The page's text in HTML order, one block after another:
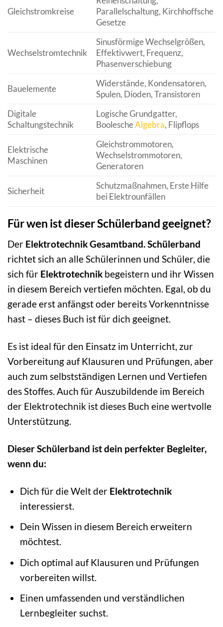
Gleichstromkreise
Parallelschaltung, Kirchhoffsche
Gesetze
Wechselstromtechnik
Sinusförmige Wechselgrößen,
Effektivwert, Frequenz,
Phasenverschiebung
Bauelemente
Widerstände, Kondensatoren,
Spulen, Dioden, Transistoren
Digitale
Schaltungstechnik
Logische Grundgatter,
BoolescheAlgebra, Flipflops
Elektrische
Maschinen
Gleichstrommotoren,
Wechselstrommotoren,
Generatoren
Sicherheit
Schutzmaßnahmen, Erste Hilfe
bei Elektrounfällen
Für wen ist dieser Schülerband geeignet?
Der Elektrotechnik Gesamtband. Schülerband
richtet sich an alle Schülerinnen und Schüler, die
sich für Elektrotechnik begeistern und ihr Wissen
in diesem Bereich vertiefen möchten. Egal, ob du
gerade erst anfängst oder bereits Vorkenntnisse
hast – dieses Buch ist für dich geeignet.
Es ist ideal für den Einsatz im Unterricht, zur
Vorbereitung auf Klausuren und Prüfungen, aber
auch zum selbstständigen Lernen und Vertiefen
des Stoffes. Auch für Auszubildende im Bereich
der Elektrotechnik ist dieses Buch eine wertvolle
Unterstützung.
Dieser Schülerband ist dein perfekter Begleiter,
wenn du:
Dich für die Welt der Elektrotechnik
interessierst.
Dein Wissen in diesem Bereich erweitern
möchtest.
Dich optimal auf Klausuren und Prüfungen
vorbereiten willst.
Einen umfassenden und verständlichen
Lernbegleiter suchst.